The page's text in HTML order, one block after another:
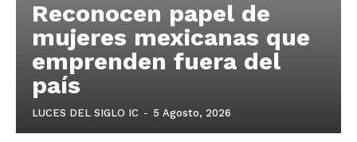
Reconocen papel de
mujeres mexicanas que
emprenden fuera del
país
LUCES DEL SIGLO IC - 5 Agosto, 2026